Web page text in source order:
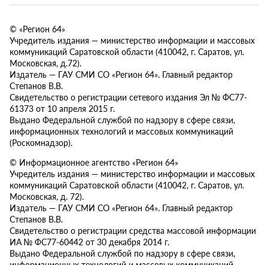
© «Регион 64»
Учредитель издания — министерство информации и массовых
коммуникаций Саратовской области (410042, г. Саратов, ул.
Московская, д.72).
Издатель — ГАУ СМИ СО «Регион 64». Главный редактор
Степанов В.В.
Свидетельство о регистрации сетевого издания Эл № ФС77-
61373 от 10 апреля 2015 г.
Выдано Федеральной службой по надзору в сфере связи,
информационных технологий и массовых коммуникаций
(Роскомнадзор).
© Информационное агентство «Регион 64»
Учредитель издания — министерство информации и массовых
коммуникаций Саратовской области (410042, г. Саратов, ул.
Московская, д. 72).
Издатель — ГАУ СМИ СО «Регион 64». Главный редактор
Степанов В.В.
Свидетельство о регистрации средства массовой информации
ИА № ФС77-60442 от 30 декабря 2014 г.
Выдано Федеральной службой по надзору в сфере связи,